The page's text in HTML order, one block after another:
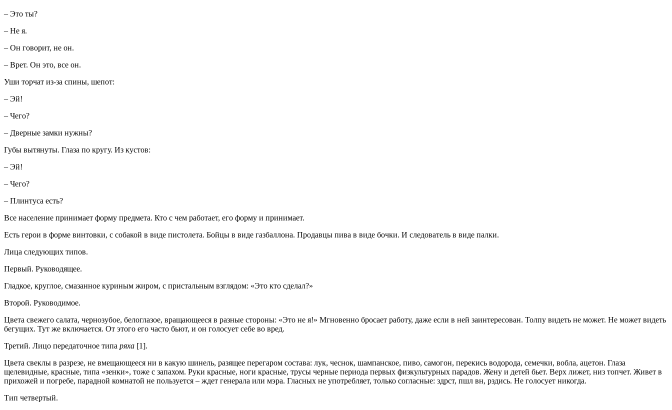
– Это ты?
– Не я.
– Он говорит, не он.
– Врет. Он это, все он.
Уши торчат из-за спины, шепот:
– Эй!
– Чего?
– Дверные замки нужны?
Губы вытянуты. Глаза по кругу. Из кустов:
– Эй!
– Чего?
– Плинтуса есть?
Все население принимает форму предмета. Кто с чем работает, его форму и принимает.
Есть герои в форме винтовки, с собакой в виде пистолета. Бойцы в виде газбаллона. Продавцы пива в виде бочки. И следователь в виде палки.
Лица следующих типов.
Первый. Руководящее.
Гладкое, круглое, смазанное куриным жиром, с пристальным взглядом: «Это кто сделал?»
Второй. Руководимое.
Цвета свежего салата, чернозубое, белоглазое, вращающееся в разные стороны: «Это не я!» Мгновенно бросает работу, даже если в ней заинтересован. Толпу видеть не может. Не может видеть
бегущих. Тут же включается. От этого его часто бьют, и он голосует себе во вред.
Третий. Лицо передаточное типа ряха [1].
Цвета свеклы в разрезе, не вмещающееся ни в какую шинель, разящее перегаром состава: лук, чеснок, шампанское, пиво, самогон, перекись водорода, семечки, вобла, ацетон. Глаза
щелевидные, красные, типа «зенки», тоже с запахом. Руки красные, ноги красные, трусы черные периода первых физкультурных парадов. Жену и детей бьет. Верх лижет, низ топчет. Живет в
прихожей и погребе, парадной комнатой не пользуется – ждет генерала или мэра. Гласных не употребляет, только согласные: здрст, пшл вн, рздись. Не голосует никогда.
Тип четвертый.